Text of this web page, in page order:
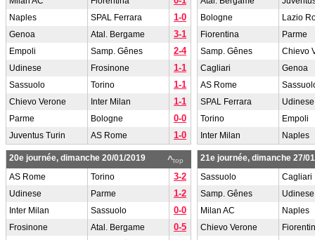
Naples SPAL Ferrara 1-0
Genoa Atal. Bergame 3-1
Empoli Samp. Gênes 2-4
Udinese Frosinone 1-1
Sassuolo Torino 1-1
Chievo Verone Inter Milan 1-1
Parme Bologne 0-0
Juventus Turin AS Rome 1-0
Bologne
Lazio
Fiorentina
Parme
Samp. Gênes
Chievo
Cagliari
Genoa
AS Rome
SPAL Ferrara
Udinese
Torino
Empoli
Inter Milan
Naples
^top
20e journée, dimanche 20/01/2019
AS Rome
Torino 3-2
Udinese Parme 1-2
Inter Milan Sassuolo 0-0
Frosinone Atal. Bergame 0-5
21e journée, dimanche 27/
Sassuolo
Cagliari
Samp. Gênes
Udinese
Milan AC
Naples
Chievo Verone